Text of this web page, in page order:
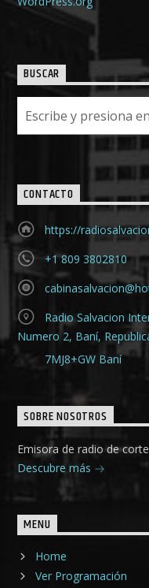
BUSCAR
CONTACTO
https://
+1 809 3802810
Radio Salvacion
Numero 2, Baní,
7MJ8+GW Baní
SOBRE NOSOTROS
Emisora de radio de
Descubre más
MENU
Home
Ver Programación